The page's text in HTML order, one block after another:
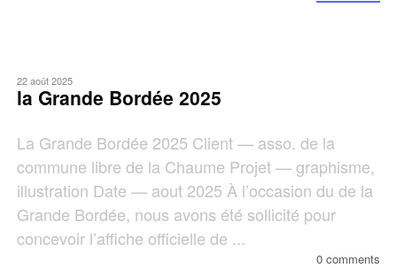
22 août 2025
la Grande Bordée 2025
La Grande Bordée 2025 Client — asso. de la
commune libre de la Chaume Projet — graphisme,
illustration Date — aout 2025 À l’occasion du de la
Grande Bordée, nous avons été sollicité pour
concevoir l’affiche officielle de ...
0 comments